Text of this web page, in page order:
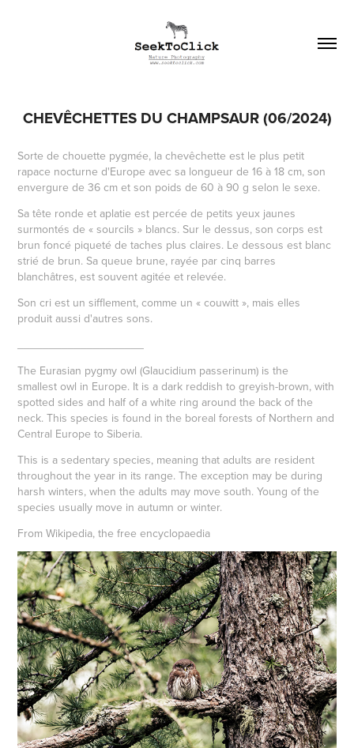
CHEVÊCHETTES DU CHAMPSAUR (06/2024)
Sorte de chouette pygmée, la chevêchette est le plus petit
rapace nocturne d'Europe avec sa longueur de 16 à 18 cm, son
envergure de 36 cm et son poids de 60 à 90 g selon le sexe.
Sa tête ronde et aplatie est percée de petits yeux jaunes
surmontés de « sourcils » blancs. Sur le dessus, son corps est
brun foncé piqueté de taches plus claires. Le dessous est blanc
strié de brun. Sa queue brune, rayée par cinq barres
blanchâtres, est souvent agitée et relevée.
Son cri est un sifflement, comme un « couwitt », mais elles
produit aussi d'autres sons.
The Eurasian pygmy owl (Glaucidium passerinum) is the
smallestowl in Europe. It is a dark reddish to greyish-brown, with
spotted sides and half of a white ring around the back of the
neck. This species is found in the boreal forests of Northern and
Central Europe to Siberia.
This is a sedentary species, meaning that adults are resident
throughout the year in its range. The exception may be during
harsh winters, when the adults may move south. Young of the
species usually move in autumn or winter.
From Wikipedia, the free encyclopaedia